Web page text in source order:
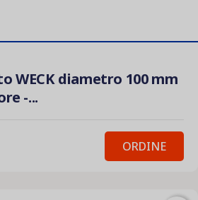
WECK diametro 100 mm
-...
ORDINE